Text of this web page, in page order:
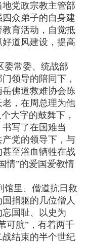
党政宗教主管部
众弟子的自身建
育活动，自觉抵
道风建设，提高
常委、统战部
领导的陪同下，
佛道救难协会陈
，在周总理为他
大字的鼓舞下，
写了在国难当
党的领导下，与
至浴血牺牲在战
情”的爱国爱教情
里、僧道抗日救
捐躯的几位僧人
国耻、以史为
可航”，有着两千
结束的半个世纪